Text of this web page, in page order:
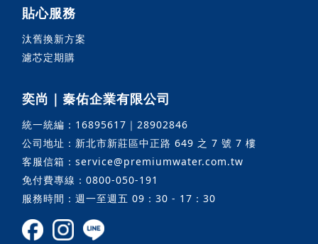
貼心服務
汰舊換新方案
濾芯定期購
奕尚｜秦佑企業有限公司
統一統編：16895617｜28902846
公司地址：新北市新莊區中正路 649 之 7 號 7 樓
客服信箱：service@premiumwater.com.tw
免付費專線：0800-050-191
服務時間：週一至週五 09：30 - 17：30